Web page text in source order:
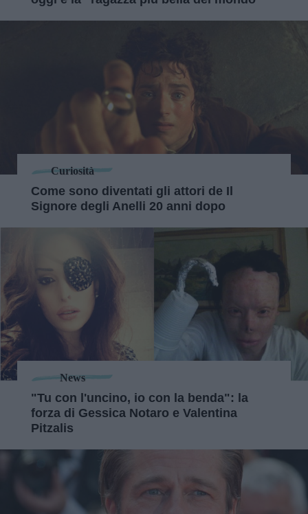
Curiosità
Come sono diventati gli attori de Il
Signore degli Anelli 20 anni dopo
News
"Tu con l'uncino, io con la benda": la
forza di Gessica Notaro e Valentina
Pitzalis